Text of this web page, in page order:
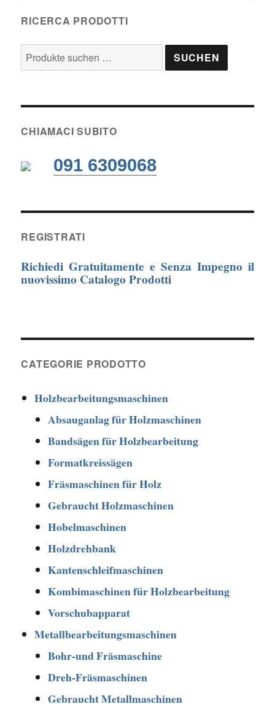
RICERCA PRODOTTI
Suche
nach:
SUCHEN
CHIAMACI SUBITO
091 6309068
REGISTRATI
Richiedi Gratuitamente e Senza Impegno il
nuovissimo Catalogo Prodotti
CATEGORIE PRODOTTO
Holzbearbeitungsmaschinen
Absauganlag für Holzmaschinen
Bandsägen für Holzbearbeitung
Formatkreissägen
Fräsmaschinen für Holz
Gebraucht Holzmaschinen
Hobelmaschinen
Holzdrehbank
Kantenschleifmaschinen
Kombimaschinen für Holzbearbeitung
Vorschubapparat
Metallbearbeitungsmaschinen
Bohr-und Fräsmaschine
Dreh-Fräsmaschinen
Gebraucht Metallmaschinen